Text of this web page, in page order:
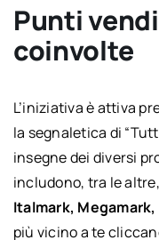
Punti
coinvolte
L’iniziativa è attiva
la segnaletica di
insegne dei diversi
includono, tra le altre,
Italmark, Megamark,
più vicino a te